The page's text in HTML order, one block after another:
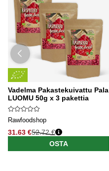
Vadelma Pakastekuivattu Pala
LUOMU 50g x 3 pakettia
Rawfoodshop
31.63 €52.72 €
OSTA